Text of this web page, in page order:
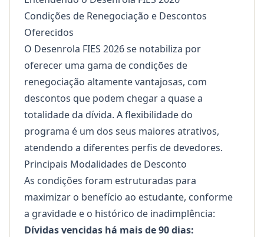
Condições de Renegociação e Descontos
Oferecidos
O Desenrola FIES 2026 se notabiliza por
oferecer uma gama de condições de
renegociação altamente vantajosas, com
descontos que podem chegar a quase a
totalidade da dívida. A flexibilidade do
programa é um dos seus maiores atrativos,
atendendo a diferentes perfis de devedores.
Principais Modalidades de Desconto
As condições foram estruturadas para
maximizar o benefício ao estudante, conforme
a gravidade e o histórico de inadimplência:
Dívidas vencidas há mais de 90 dias: